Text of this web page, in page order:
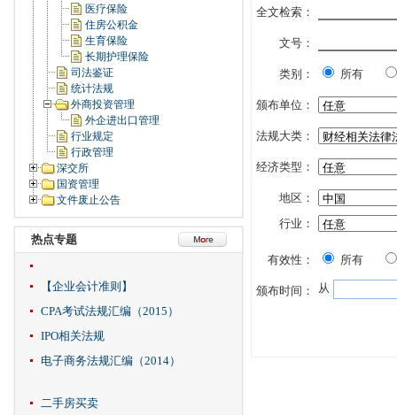
医疗保险
住房公积金
生育保险
长期护理保险
司法鉴证
统计法规
外商投资管理
外企进出口管理
行业规定
行政管理
深交所
国资管理
文件废止公告
热点专题
【企业会计准则】
CPA考试法规汇编（2015）
IPO相关法规
电子商务法规汇编（2014）
二手房买卖
全文检索：
文号：
类别： 所有
颁布单位：
法规大类：
经济类型：
地区：
行业：
有效性： 所有
颁布时间： 从